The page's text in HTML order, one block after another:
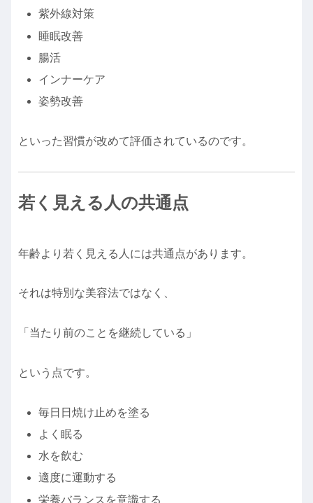
紫外線対策
睡眠改善
腸活
インナーケア
姿勢改善
といった習慣が改めて評価されているのです。
若く見える人の共通点
年齢より若く見える人には共通点があります。
それは特別な美容法ではなく、
「当たり前のことを継続している」
という点です。
毎日日焼け止めを塗る
よく眠る
水を飲む
適度に運動する
栄養バランスを意識する